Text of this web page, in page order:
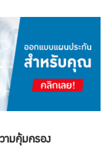
ามคุ้มครอง